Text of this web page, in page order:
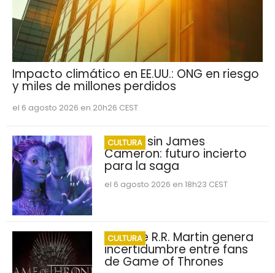
Impacto climático en EE.UU.: ONG en riesgo
y miles de millones perdidos
el 6 agosto 2026 en 20h26 CEST
CULTURA
Avatar sin James
Cameron: futuro incierto
para la saga
el 6 agosto 2026 en 18h23 CEST
CULTURA
George R.R. Martin genera
incertidumbre entre fans
de Game of Thrones